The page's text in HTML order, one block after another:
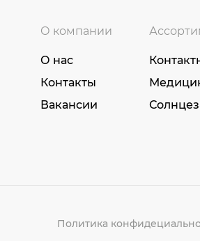
О компании
О нас
Контакты
Вакансии
Политика